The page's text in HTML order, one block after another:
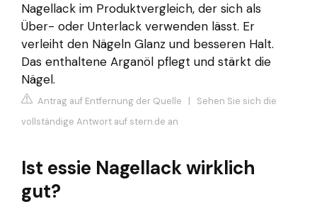
Nagellack im Produktvergleich, der sich als
Über- oder Unterlack verwenden lässt. Er
verleiht den Nägeln Glanz und besseren Halt.
Das enthaltene Arganöl pflegt und stärkt die
Nägel.
Antrag auf Entfernung der Quelle | Sehen Sie sich die
vollständige Antwort auf stern.de an
Ist essie Nagellack wirklich
gut?